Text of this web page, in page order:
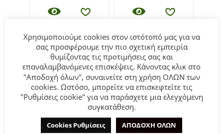
- 50% - 50%
Χρησιμοποιούμε cookies στον ιστότοπό μας για να
σας προσφέρουμε την πιο σχετική εμπειρία
θυμίζοντας τις προτιμήσεις σας και
επαναλαμβανόμενες επισκέψεις. Κάνοντας κλικ στο
"Αποδοχή όλων", συναινείτε στη χρήση ΟΛΩΝ των
cookies. Ωστόσο, μπορείτε να επισκεφτείτε τις
"Ρυθμίσεις cookie" για να παράσχετε μια ελεγχόμενη
συγκατάθεση.
Cookies Ρυθμίσεις ΑΠΟΔΟΧΗ ΟΛΩΝ